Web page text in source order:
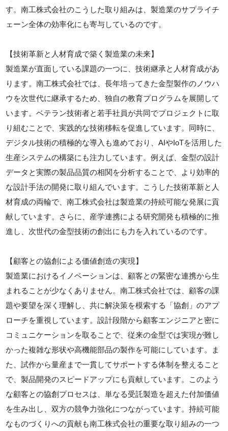
す。南工株式会社のこうした取り組みは、製造業のサプライチ
ェーン全体の効率化にも寄与しているのです。
【技術革新と人材育成で築く製造業の未来】
製造業が直面している課題の一つに、技術継承と人材育成があ
ります。南工株式会社では、長年培ってきた金型製作のノウハ
ウを次世代に継承するため、独自の教育プログラムを展開して
います。ベテラン技術者と若手社員が共同でプロジェクトに取
り組むことで、実践的な技術移転を促進しています。同時に、
デジタル技術の積極的な導入も進めており、AIやIoTを活用した
生産システムの構築にも注力しています。例えば、金型の設計
データと実際の製品品質の相関を分析することで、より効率的
な設計手法の開発に取り組んでいます。こうした技術革新と人
材育成の両輪で、南工株式会社は製造業の持続可能な発展に貢
献しています。さらに、産学連携による研究開発も積極的に推
進し、次世代の金型技術の創出にも力を入れているのです。
【顧客との協創による価値創造の実現】
製造業におけるイノベーションは、顧客との緊密な連携から生
まれることが少なくありません。南工株式会社では、顧客の課
題や要望を深く理解し、共に解決策を模索する「協創」のアプ
ローチを重視しています。設計段階から顧客エンジニアと密に
コミュニケーションを取ることで、従来の金型では実現が難し
かった複雑な形状や高機能部品の製作を可能にしています。ま
た、試作から量産まで一貫してサポートする体制を整えること
で、製品開発のスピードアップにも貢献しています。このよう
な顧客との協創プロセスは、単なる受託製造を超えた付加価値
を生み出し、双方の競争力強化につながっています。持続可能
なものづくりへの貢献も南工株式会社の重要な取り組みの一つ